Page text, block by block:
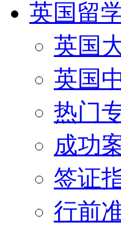
英国留
英国
英国
热门
成功
签证
行前